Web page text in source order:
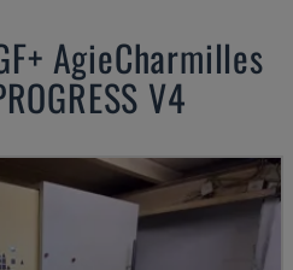
AgieCharmilles
V4